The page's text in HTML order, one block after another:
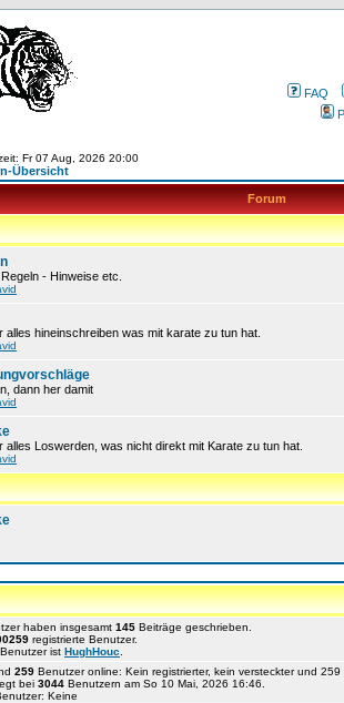
FAQ
Fr 07 Aug, 2026 20:00
Übersicht
Forum
- Hinweise etc.
alles hineinschreiben was mit karate zu tun hat.
dann her damit
alles Loswerden, was nicht direkt mit Karate zu tun hat.
haben insgesamt 145 Beiträge geschrieben.
registrierte Benutzer.
ist HughHouc
259 Benutzer online: Kein registrierter, kein versteckter und
bei 3044 Benutzern am So 10 Mai, 2026 16:46.
Keine